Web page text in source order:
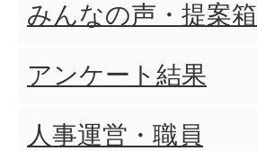
みんなの声・提案箱
アンケート結果
人事運営・職員